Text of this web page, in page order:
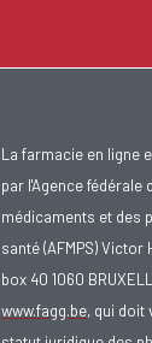
La farmacie en ligne
par l'Agence fédérale
médicaments et des
santé (AFMPS) Victor
box 40 1060
www.fagg.be, qui doit